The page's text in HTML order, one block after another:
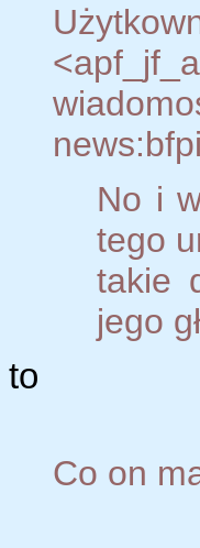
No i
tego
takie
jego
to
Co on